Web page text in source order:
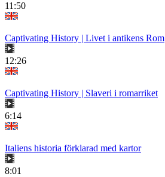
11:50
Captivating History | Livet i antikens Rom
12:26
Captivating History | Slaveri i romarriket
6:14
Italiens historia förklarad med kartor
8:01